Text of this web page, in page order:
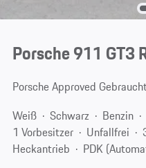
Porsche 911 GT3
Porsche Approved
Weiß
Schwarz Benzin
1 Vorbesitzer
Unfallfrei
Heckantrieb
PDK